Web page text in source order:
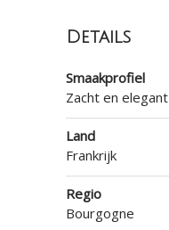
Details
Smaakprofiel
Zacht en elegant
Land
Frankrijk
Regio
Bourgogne